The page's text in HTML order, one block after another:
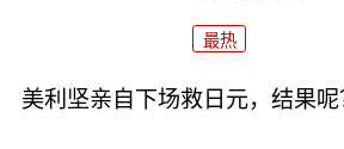
最热
美利坚亲自下场救日元，结果